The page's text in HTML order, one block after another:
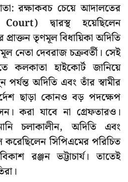
রক্ষাকবচ চেয়ে আদালতের
দ্বারস্থ হয়েছিলেন
তৃণমূল বিধায়িকা অদিতি
নেতা দেবরাজ চক্রবর্তী। সেই
কলকাতা হাইকোর্ট জানিয়ে
অদিতি এবং তাঁর স্বামীর
ছাড়া কোনও বড় পদক্ষেপ
করা যাবে না গ্রেফতারও।
চলাকালীন, অদিতি এবং
সিপিএমের পরিচিত
রঞ্জন ভট্টাচার্য। তাতেই